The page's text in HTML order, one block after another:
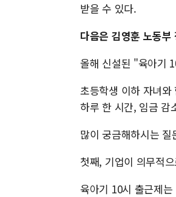
받을 수 있다.
다음은 김영훈 노동
올해 신설된 "육아기
초등학생 이하 자녀와
하루 한 시간, 임금 감
많이 궁금해하시는
첫째, 기업이 의무적
육아기 10시 출근제